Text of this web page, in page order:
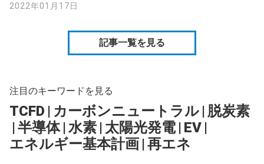
2022年01月17日
記事一覧を見る
注目のキーワードを見る
TCFD | カーボンニュートラル | 脱炭素
|半導体 |水素 | 太陽光発電 | EV |
エネルギー基本計画 |再エネ